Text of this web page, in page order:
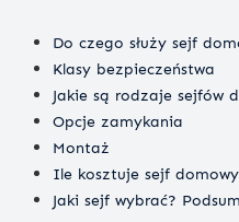
Do czego służy sejf
Klasy bezpieczeństwa
Jakie są rodzaje sejfów
Opcje zamykania
Montaż
Ile kosztuje sejf
Jaki sejf wybrać?